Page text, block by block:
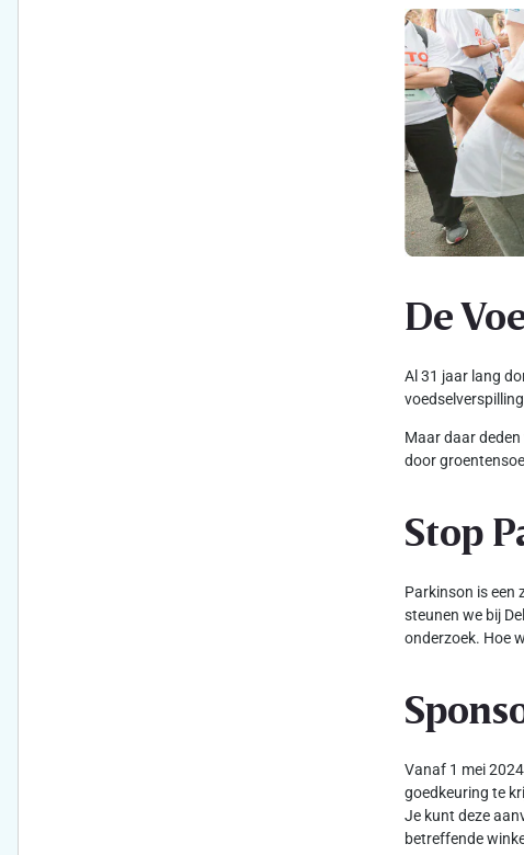
De
Al 31 jaar lang
Maar daar
door
Stop
Parkinson is een
steunen we bij
onderzoek. Hoe
Vanaf 1 mei
goedkeuring te
Je kunt deze
betreffende